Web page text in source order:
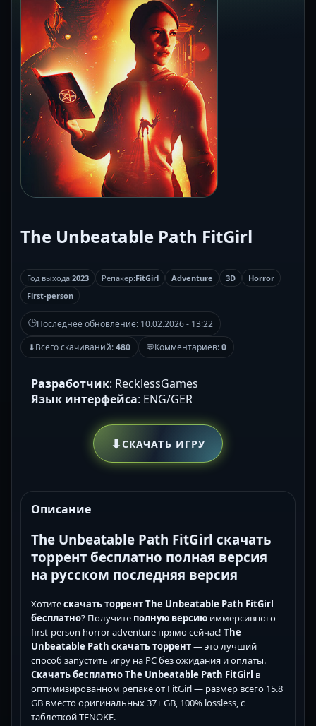
The Unbeatable Path FitGirl
Год выхода:2023 Репакер:FitGirl Adventure 3D
Horror
First-person
🕒Последнее обновление: 10.02.2026 - 13:22
⬇Всего скачиваний:480 💬Комментариев:0
Разработчик: RecklessGames
Язык интерфейса: ENG/GER
⬇СКАЧАТЬ ИГРУ
Описание
The Unbeatable Path FitGirl скачать
торрент бесплатно полная версия
на русском последняя версия
Хотитескачать торрент The Unbeatable Path FitGirl
бесплатно? Получите полную версию иммерсивного
first-person horror adventure прямо сейчас! The
Unbeatable Path скачать торрент— это лучший
способ запустить игру на PC без ожидания и оплаты.
Скачать бесплатно The Unbeatable Path FitGirl в
оптимизированном репаке от FitGirl — размер всего 15.8
GB вместо оригинальных 37+ GB, 100% lossless, с
таблеткой TENOKE.